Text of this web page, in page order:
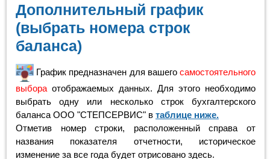
Дополнительный график
(выбрать номера строк
баланса)
График предназначен для вашего самостоятельного
выбора отображаемых данных. Для этого необходимо
выбрать одну или несколько строк бухгалтерского
баланса ООО "СТЕПСЕРВИС" в таблице ниже.
Отметив номер строки, расположенный справа от
названия показателя отчетности, историческое
изменение за все года будет отрисовано здесь.